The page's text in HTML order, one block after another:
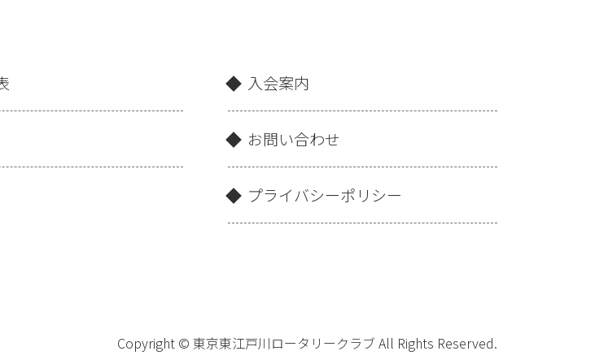
入会案内
お問い合わせ
プライバシーポリシー
Copyright © 東京東江戸川ロータリークラブ All Rights Reserved.